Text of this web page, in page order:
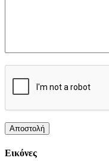
Εικόνες